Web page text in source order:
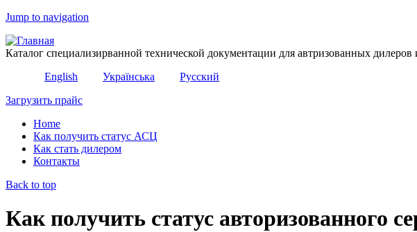
Jump to navigation
Каталог специализирванной технической документации для автризованных
English
Українська Русский
Загрузить прайс
Home
Как получить статус АСЦ
Как стать дилером
Контакты
Back to top
Как получить статус авторизованного